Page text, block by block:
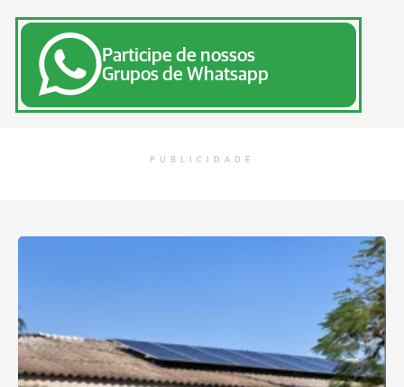
Participe de nossos
Grupos de Whatsapp
PUBLICIDADE